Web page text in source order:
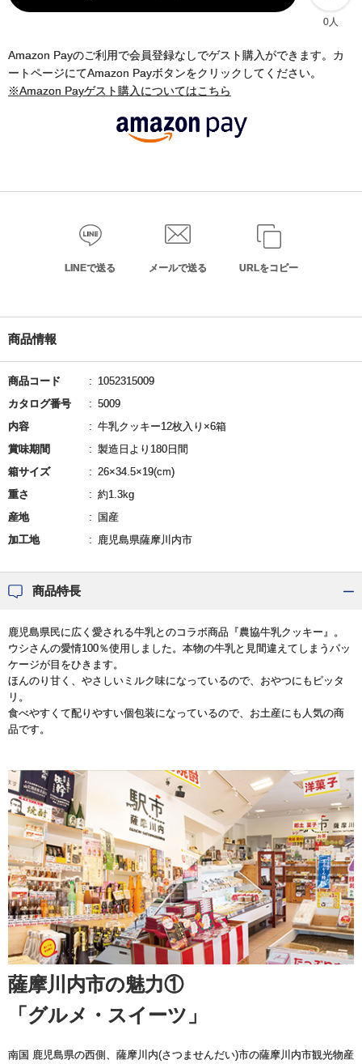
0人
Amazon Payのご利用で会員登録なしでゲスト購入ができます。カ
ートページにてAmazon Payボタンをクリックしてください。
※Amazon Payゲスト購入についてはこちら
LINEで送る メールで送る URLをコピー
商品情報
商品コード
1052315009
カタログ番号
5009
内容
牛乳クッキー12枚入り×6箱
賞味期間
製造日より180日間
箱サイズ
26×34.5×19(cm)
重さ
約1.3kg
産地
国産
加工地
鹿児島県薩摩川内市
商品特長
鹿児島県民に広く愛される牛乳とのコラボ商品『農協牛乳クッキー』。
ウシさんの愛情100％使用しました。本物の牛乳と見間違えてしまうパッ
ケージが目をひきます。
ほんのり甘く、やさしいミルク味になっているので、おやつにもピッタ
リ。
食べやすくて配りやすい個包装になっているので、お土産にも人気の商
品です。
薩摩川内市の魅力①
「グルメ・スイーツ」
南国 鹿児島県の西側、薩摩川内(さつませんだい)市の薩摩川内市観光物産